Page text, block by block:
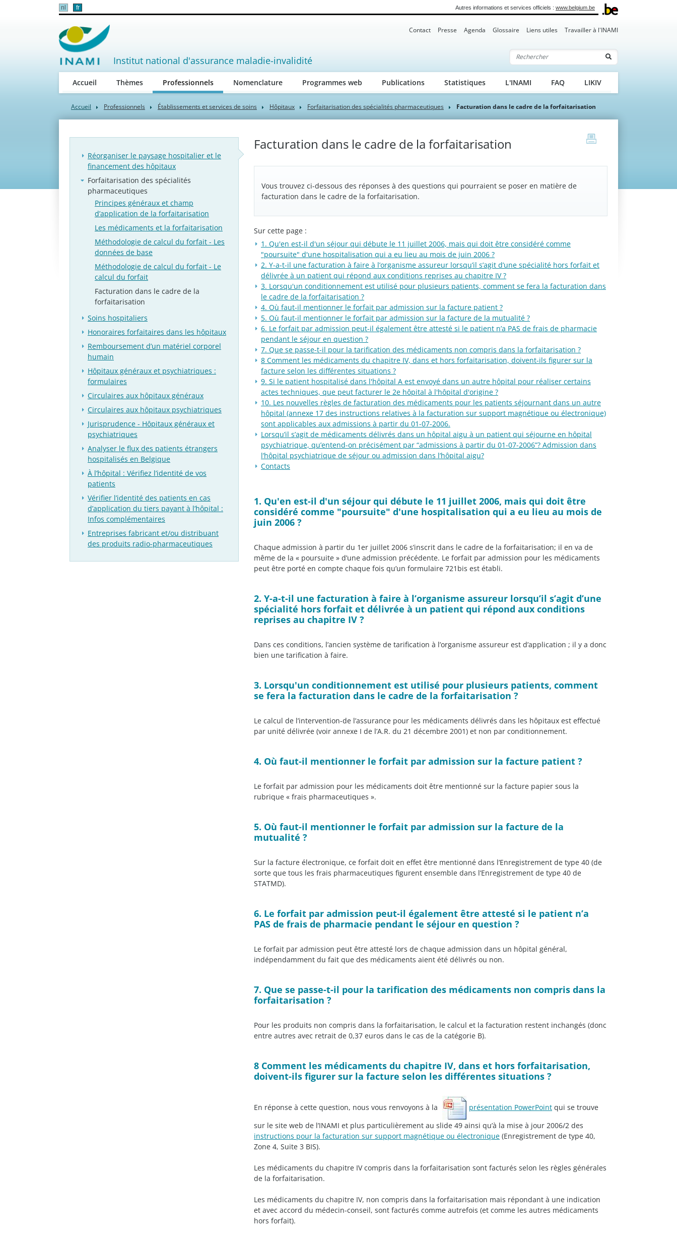
nl fr Autres informations et services officiels : www.belgium.be
Contact Presse Agenda Glossaire Liens utiles Travailler à l'INAMI
Institut national d'assurance maladie-invalidité Rechercher
Accueil Thèmes Professionnels(active)Nomenclature Programmes web Publications Statistiques L'INAMI FAQ LIKIV
Accueil Professionnels Établissements et services de soins Hôpitaux Forfaitarisation des spécialités pharmaceutiques Facturation dans le cadre de la forfaitarisation
print
Réorganiser le paysage hospitalier et le
financement des hôpitaux
Forfaitarisation des spécialités
pharmaceutiques
Principes généraux et champ
d’application de la forfaitarisation
Les médicaments et la forfaitarisation
Méthodologie de calcul du forfait - Les
données de base
Méthodologie de calcul du forfait - Le
calcul du forfait
Facturation dans le cadre de la
forfaitarisation
Soins hospitaliers
Honoraires forfaitaires dans les hôpitaux
Remboursement d’un matériel corporel
humain
Hôpitaux généraux et psychiatriques :
formulaires
Circulaires aux hôpitaux généraux
Circulaires aux hôpitaux psychiatriques
Jurisprudence - Hôpitaux généraux et
psychiatriques
Analyser le flux des patients étrangers
hospitalisés en Belgique
À l’hôpital : Vérifiez l’identité de vos
patients
Vérifier l’identité des patients en cas
d’application du tiers payant à l’hôpital :
Infos complémentaires
Entreprises fabricant et/ou distribuant
des produits radio-pharmaceutiques
Facturation dans le cadre de la forfaitarisation
Vous trouvez ci-dessous des réponses à des questions qui pourraient se poser en matière de
facturation dans le cadre de la forfaitarisation.
Sur cette page :
1. Qu'en est-il d'un séjour qui débute le 11 juillet 2006, mais qui doit être considéré comme
"poursuite" d'une hospitalisation qui a eu lieu au mois de juin 2006 ?
2. Y-a-t-il une facturation à faire à l’organisme assureur lorsqu’il s’agit d’une spécialité hors forfait et
délivrée à un patient qui répond aux conditions reprises au chapitre IV ?
3. Lorsqu'un conditionnement est utilisé pour plusieurs patients, comment se fera la facturation dans
le cadre de la forfaitarisation ?
4. Où faut-il mentionner le forfait par admission sur la facture patient ?
5. Où faut-il mentionner le forfait par admission sur la facture de la mutualité ?
6. Le forfait par admission peut-il également être attesté si le patient n’a PAS de frais de pharmacie
pendant le séjour en question ?
7. Que se passe-t-il pour la tarification des médicaments non compris dans la forfaitarisation ?
8 Comment les médicaments du chapitre IV, dans et hors forfaitarisation, doivent-ils figurer sur la
facture selon les différentes situations ?
9. Si le patient hospitalisé dans l'hôpital A est envoyé dans un autre hôpital pour réaliser certains
actes techniques, que peut facturer le 2e hôpital à l'hôpital d'origine ?
10. Les nouvelles règles de facturation des médicaments pour les patients séjournant dans un autre
hôpital (annexe 17 des instructions relatives à la facturation sur support magnétique ou électronique)
sont applicables aux admissions à partir du 01-07-2006.
Lorsqu’il s’agit de médicaments délivrés dans un hôpital aigu à un patient qui séjourne en hôpital
psychiatrique, qu’entend-on précisément par “admissions à partir du 01-07-2006”? Admission dans
l’hôpital psychiatrique de séjour ou admission dans l’hôpital aigu?
Contacts
1. Qu'en est-il d'un séjour qui débute le 11 juillet 2006, mais qui doit être
considéré comme "poursuite" d'une hospitalisation qui a eu lieu au mois de
juin 2006 ?
Chaque admission à partir du 1er juillet 2006 s’inscrit dans le cadre de la forfaitarisation; il en va de
même de la « poursuite » d’une admission précédente. Le forfait par admission pour les médicaments
peut être porté en compte chaque fois qu’un formulaire 721bis est établi.
2. Y-a-t-il une facturation à faire à l’organisme assureur lorsqu’il s’agit d’une
spécialité hors forfait et délivrée à un patient qui répond aux conditions
reprises au chapitre IV ?
Dans ces conditions, l’ancien système de tarification à l’organisme assureur est d’application ; il y a donc
bien une tarification à faire.
3. Lorsqu'un conditionnement est utilisé pour plusieurs patients, comment
se fera la facturation dans le cadre de la forfaitarisation ?
Le calcul de l’intervention-de l’assurance pour les médicaments délivrés dans les hôpitaux est effectué
par unité délivrée (voir annexe I de l’A.R. du 21 décembre 2001) et non par conditionnement.
4. Où faut-il mentionner le forfait par admission sur la facture patient ?
Le forfait par admission pour les médicaments doit être mentionné sur la facture papier sous la
rubrique « frais pharmaceutiques ».
5. Où faut-il mentionner le forfait par admission sur la facture de la
mutualité ?
Sur la facture électronique, ce forfait doit en effet être mentionné dans l’Enregistrement de type 40 (de
sorte que tous les frais pharmaceutiques figurent ensemble dans l’Enregistrement de type 40 de
STATMD).
6. Le forfait par admission peut-il également être attesté si le patient n’a
PAS de frais de pharmacie pendant le séjour en question ?
Le forfait par admission peut être attesté lors de chaque admission dans un hôpital général,
indépendamment du fait que des médicaments aient été délivrés ou non.
7. Que se passe-t-il pour la tarification des médicaments non compris dans la
forfaitarisation ?
Pour les produits non compris dans la forfaitarisation, le calcul et la facturation restent inchangés (donc
entre autres avec retrait de 0,37 euros dans le cas de la catégorie B).
8 Comment les médicaments du chapitre IV, dans et hors forfaitarisation,
doivent-ils figurer sur la facture selon les différentes situations ?
En réponse à cette question, nous vous renvoyons à la présentation PowerPoint qui se trouve
sur le site web de l’INAMI et plus particulièrement au slide 49 ainsi qu’à la mise à jour 2006/2 des
instructions pour la facturation sur support magnétique ou électronique (Enregistrement de type 40,
Zone 4, Suite 3 BIS).
Les médicaments du chapitre IV compris dans la forfaitarisation sont facturés selon les règles générales
de la forfaitarisation.
Les médicaments du chapitre IV, non compris dans la forfaitarisation mais répondant à une indication
et avec accord du médecin-conseil, sont facturés comme autrefois (et comme les autres médicaments
hors forfait).